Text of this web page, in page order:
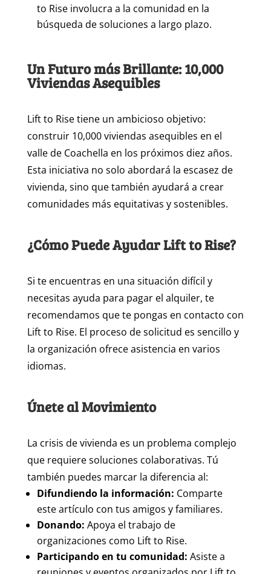
to Rise involucra a la comunidad en la
búsqueda de soluciones a largo plazo.
Un Futuro más Brillante: 10,000
Viviendas Asequibles
Lift to Rise tiene un ambicioso objetivo:
construir 10,000 viviendas asequibles en el
valle de Coachella en los próximos diez años.
Esta iniciativa no solo abordará la escasez de
vivienda, sino que también ayudará a crear
comunidades más equitativas y sostenibles.
¿Cómo Puede Ayudar Lift to Rise?
Si te encuentras en una situación difícil y
necesitas ayuda para pagar el alquiler, te
recomendamos que te pongas en contacto con
Lift to Rise. El proceso de solicitud es sencillo y
la organización ofrece asistencia en varios
idiomas.
Únete al Movimiento
La crisis de vivienda es un problema complejo
que requiere soluciones colaborativas. Tú
también puedes marcar la diferencia al:
Difundiendo la información: Comparte
este artículo con tus amigos y familiares.
Donando: Apoya el trabajo de
organizaciones como Lift to Rise.
Participando en tu comunidad: Asiste a